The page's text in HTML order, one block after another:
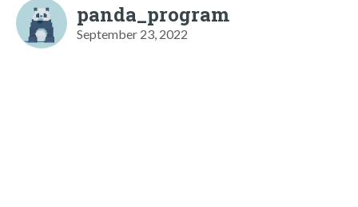
panda_program
September 23, 2022